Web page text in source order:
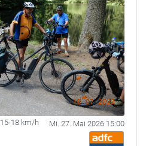
15-18 km/h Mi. 27. Mai 2026 15:00